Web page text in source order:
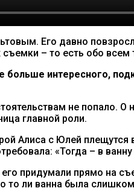
Его давно
– то есть обо
больше интересного,
не попало.
главной роли.
Алиса с Юлей
«Тогда – в
придумали прямо на
то ли ванна была